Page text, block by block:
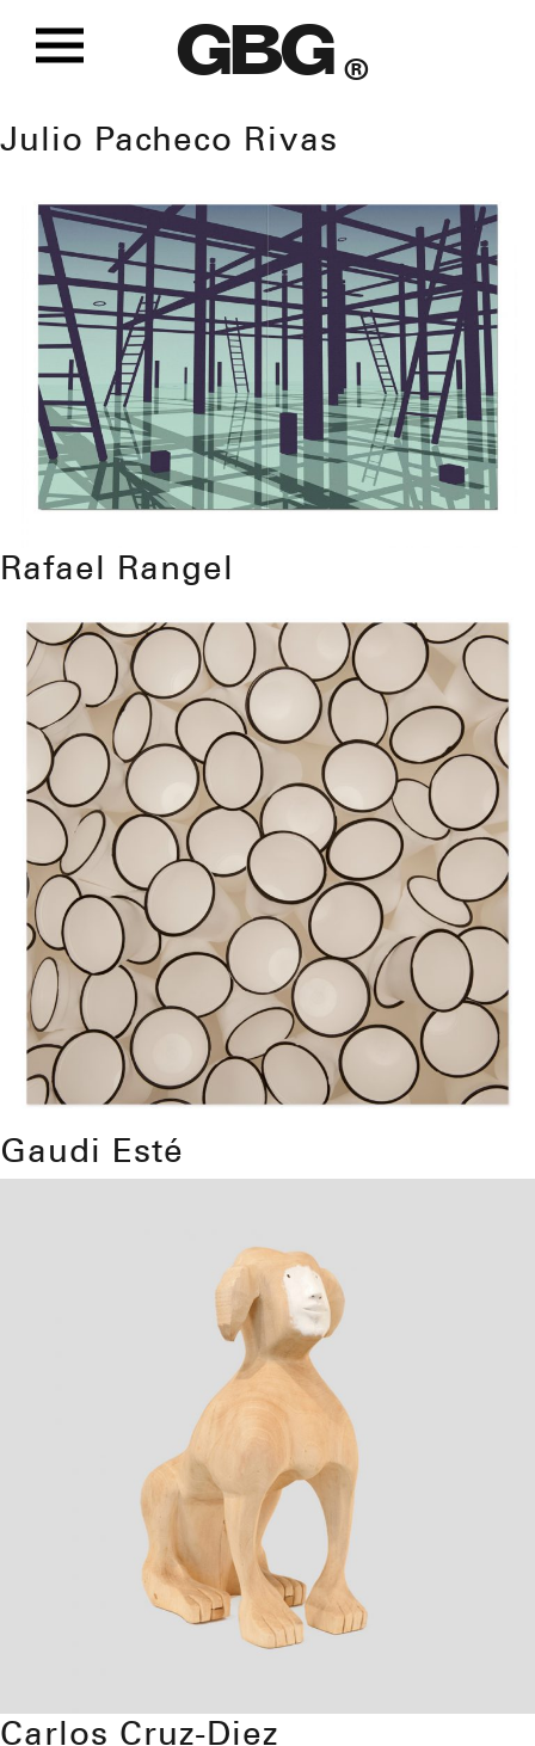
GBG ®
Julio Pacheco Rivas
Rafael Rangel
Gaudi Esté
Carlos Cruz-Diez